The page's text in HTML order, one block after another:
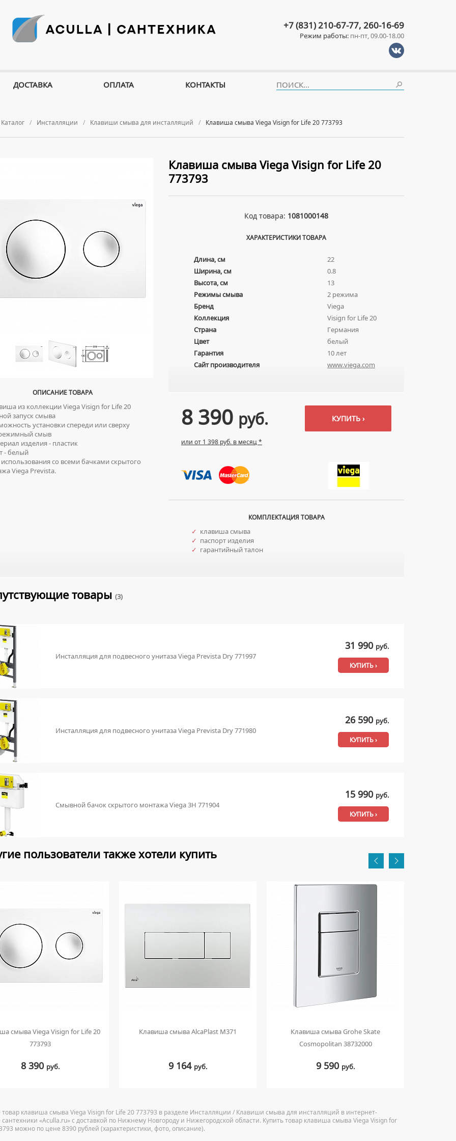
Каталог Инсталляции Клавиши смыва для инсталляций Клавиша смыва Viega Visign for Life 20 773793
ОПИСАНИЕ ТОВАРА
из коллекции Viega Visign for Life 20
запуск смыва
установки спереди или сверху
смыв
изделия - пластик
- белый
со всеми бачками скрытого
Viega Prevista.
Клавиша смыва Viega Visign for Life 20
773793
Код товара: 1081000148
ХАРАКТЕРИСТИКИ ТОВАРА
Длина, см
22
Ширина, см
0.8
Высота, см
13
Режимы смыва
2 режима
Бренд
Viega
Коллекция
Visign for Life 20
Страна
Германия
Цвет
белый
Гарантия
10 лет
Сайт производителя
www.viega.com
8 390 руб.
или от 1 398 руб. в месяц *
КУПИТЬ ›
КОМПЛЕКТАЦИЯ ТОВАРА
✓ клавиша смыва
✓ паспорт изделия
✓ гарантийный талон
товары (3)
Инсталляция для подвесного унитаза Viega Prevista Dry 771997
31 990 руб.
КУПИТЬ ›
Инсталляция для подвесного унитаза Viega Prevista Dry 771980
26 590 руб.
КУПИТЬ ›
Смывной бачок скрытого монтажа Viega 3H 771904
15 990 руб.
КУПИТЬ ›
пользователи также хотели купить
смыва Viega Visign for Life 20
773793
8 390 руб.
Клавиша смыва AlcaPlast M371
9 164 руб.
Клавиша смыва Grohe Skate
Cosmopolitan 38732000
9 590 руб.
товар клавиша смыва Viega Visign for Life 20 773793 в разделе Инсталляции / Клавиши смыва для инсталляций в интернет-
сантехники «Aculla.ru» с доставкой по Нижнему Новгороду и Нижегородской области. Купить товар клавиша смыва Viega Visign for
можно по цене 8390 рублей (характеристики, фото, описание).
+7 (831) 210-67-77, 260-16-69
Режим работы: пн-пт, 09.00-18.00
ДОСТАВКА ОПЛАТА КОНТАКТЫ